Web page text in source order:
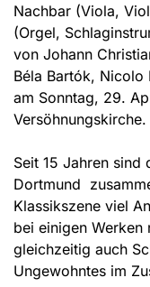
Nachbar (Viola,
(Orgel,
von Johann
Béla Bartók, Nicolo
am Sonntag, 29.
Versöhnungskirche.
Seit 15 Jahren sind
Dortmund
Klassikszene viel
bei einigen Werken
gleichzeitig auch
Ungewohntes im